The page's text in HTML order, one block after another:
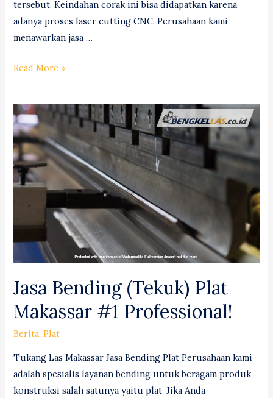
tersebut. Keindahan corak ini bisa didapatkan karena
adanya proses laser cutting CNC. Perusahaan kami
menawarkan jasa …
Jasa
(Router
&
Milling)
Pematangsiantar
#1
Read More »
Jasa Bending (Tekuk) Plat
Makassar #1 Professional!
Berita,Plat
Tukang Las Makassar Jasa Bending Plat Perusahaan kami
adalah spesialis layanan bending untuk beragam produk
konstruksi salah satunya yaitu plat. Jika Anda